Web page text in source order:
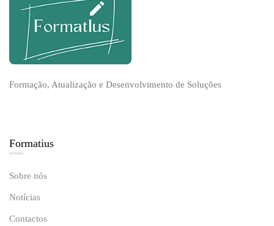
Formação, Atualização e Desenvolvimento de Soluções
Formatius
Sobre nós
Notícias
Contactos